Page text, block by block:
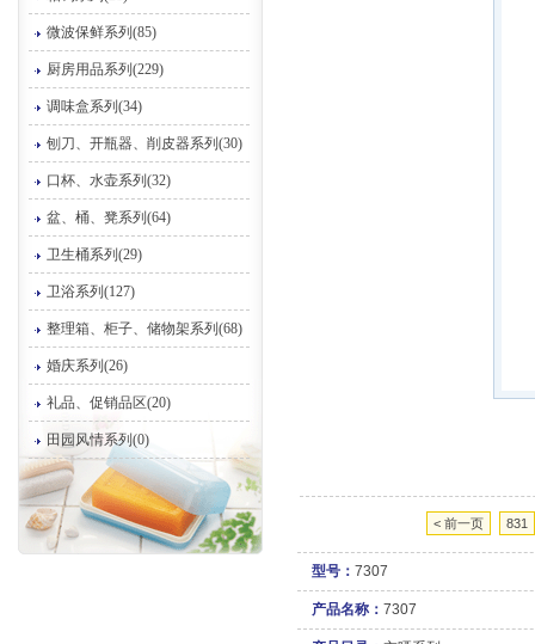
微波保鲜系列(85)
厨房用品系列(229)
调味盒系列(34)
刨刀、开瓶器、削皮器系列(30)
口杯、水壶系列(32)
盆、桶、凳系列(64)
卫生桶系列(29)
卫浴系列(127)
整理箱、柜子、储物架系列(68)
婚庆系列(26)
礼品、促销品区(20)
田园风情系列(0)
< 前一页 831
型号： 7307
产品名称： 7307